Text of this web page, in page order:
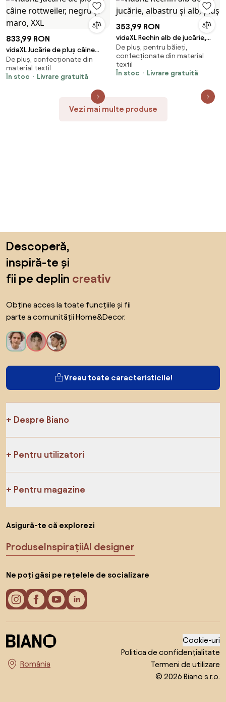
833,99 RON
vidaXL Jucărie de pluș câine
rottweiler, negru și maro, XXL
De pluș, confecționate din
material textil
În stoc
Livrare gratuită
353,99 RON
vidaXL Rechin alb de jucărie,
albastru și alb, pluș
De pluș, pentru băieți,
confecționate din material
textil
În stoc
Livrare gratuită
Vezi mai multe produse
Descoperă,
inspiră-te și
fii pe deplin creativ
Obține acces la toate funcțiile și fii
parte a comunității Home&Decor.
Vreau toate caracteristicile!
Despre Biano
Pentru utilizatori
Pentru magazine
Asigură-te că explorezi
ProduseInspirațiiAI designer
Ne poți găsi pe rețelele de socializare
Alege țara
Cookie-uri
Politica de confidențialitate
Termeni de utilizare
© 2026 Biano s.r.o.